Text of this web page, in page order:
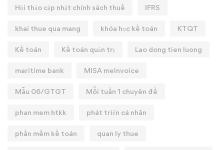
Hội thảo cập nhật chính sách thuế IFRS
khai thue qua mang khóa học kế toán KTQT
Kế toán Kế toán quản trị Lao dong tien luong
maritime bank MISA meInvoice
Mẫu 06/GTGT Mỗi tuần 1 chuyên đề
phan mem htkk phát triển cá nhân
phần mềm kế toán quan ly thue